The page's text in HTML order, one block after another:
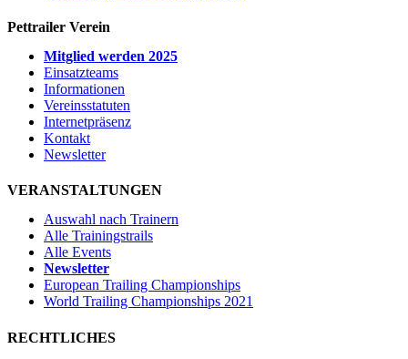
Pettrailer Verein
Mitglied werden 2025
Einsatzteams
Informationen
Vereinsstatuten
Internetpräsenz
Kontakt
Newsletter
VERANSTALTUNGEN
Auswahl nach Trainern
Alle Trainingstrails
Alle Events
Newsletter
European Trailing Championships
World Trailing Championships 2021
RECHTLICHES